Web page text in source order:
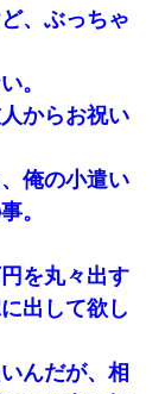
、ぶっちゃ
。
からお祝い
俺の小遣い
。
を丸々出す
出して欲し
んだが、相